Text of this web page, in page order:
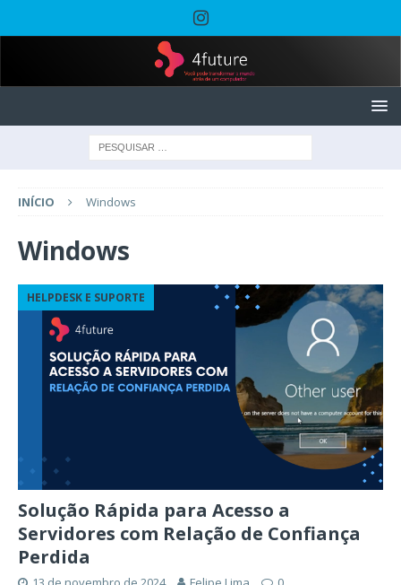
INÍCIO Windows
Windows
HELPDESK E SUPORTE
Solução Rápida para Acesso a
Servidores com Relação de Confiança
Perdida